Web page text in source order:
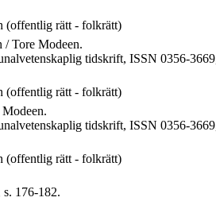
(offentlig rätt - folkrätt)
Tore Modeen.
tidskrift, ISSN 0356-
(offentlig rätt - folkrätt)
tidskrift, ISSN 0356-
(offentlig rätt - folkrätt)
176-182.